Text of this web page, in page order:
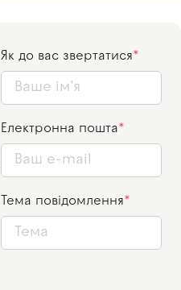
Як до вас звертатися
Електронна пошта
Тема повідомлення